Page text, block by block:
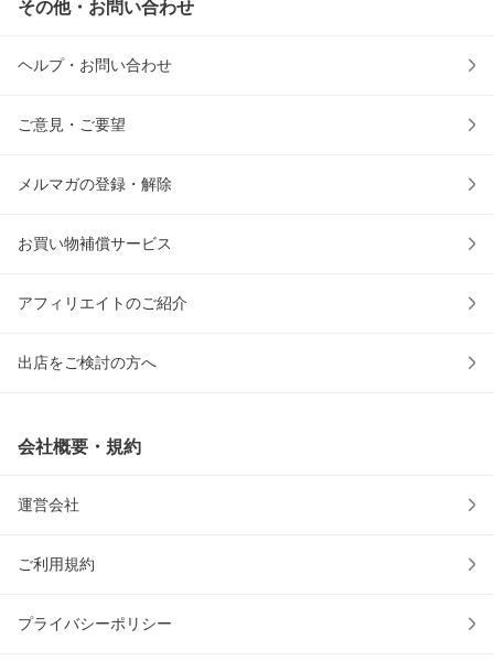
その他・お問い合わせ
ヘルプ・お問い合わせ
ご意見・ご要望
メルマガの登録・解除
お買い物補償サービス
アフィリエイトのご紹介
出店をご検討の方へ
会社概要・規約
運営会社
ご利用規約
プライバシーポリシー